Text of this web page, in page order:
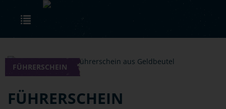
Skip to main content
FÜHRERSCHEIN
FÜHRERSCHEIN